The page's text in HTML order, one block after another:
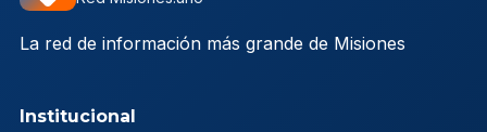
La red de información más grande de Misiones
Institucional